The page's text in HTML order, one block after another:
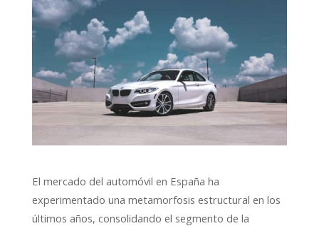
El mercado del automóvil en España ha
experimentado una metamorfosis estructural en los
últimos años, consolidando el segmento de la